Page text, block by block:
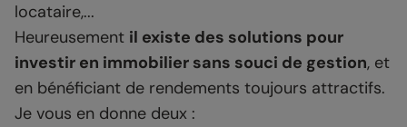
locataire,...
Heureusement il existe des solutions pour
investir en immobilier sans souci de gestion, et
en bénéficiant de rendements toujours attractifs.
Je vous en donne deux :